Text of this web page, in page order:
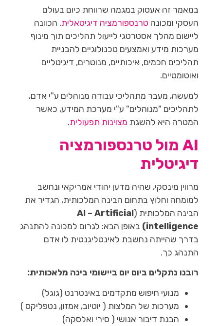
במאמר זה אעסוק במגמה שרווחת כיום בעולם
העסקי ומכונה טרנספורמציה דיגיטאלית. הכוונה
ליישום מהלך אסטרטגי לייעול תהליכים תוך מינוף
מערכות מידע ואמצעים טכנולוגיים להבניית
תהליכים חכמים, איכותיים, מנוטרים, דיגיטליים
ואוטומטיים.
למעשה, מעבר מתהליכי עבודה מנוהלים ע"י אדם,
לתהליכים "מנוהלים" ע"י מערכת המידע, כאשר
המטרה היא להשגת מצוינות תפעולית.
AI מול טרנספורמציה
דיגיטלית
מרווין מינסקי, שהיה מדען יהודי אמריקאי ונחשב
למומחה וחלוץ בתחום הבינה המלכותית, הגדיר את
הבינה המלכותית (AI – Artificial
intelligence)
באופן הבא: לגרום למכונה להתנהג
בדרך שהייתה נחשבת לאינטליגנטית לו אדם
התנהג כך.
רובנו נתקלים ביום יום ביישומי בינה מלאכותית:
מנועי חיפוש מתקדמים באינטרנט (גוגל)
מערכות של המלצות ( יוטיוב, אמזון, נטפליקס )
הבנת דיבור אנושי ( סירי ואלסקה)